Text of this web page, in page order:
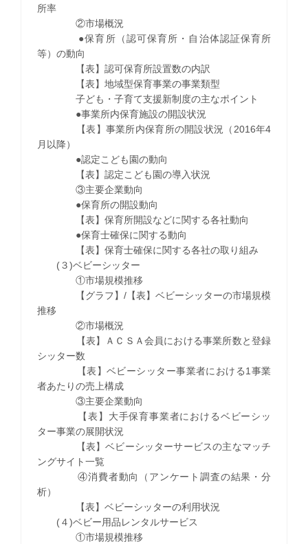
所率
②市場概況
●保育所（認可保育所・自治体認証保育所
等）の動向
【表】認可保育所設置数の内訳
【表】地域型保育事業の事業類型
子ども・子育て支援新制度の主なポイント
●事業所内保育施設の開設状況
【表】事業所内保育所の開設状況（2016年4
月以降）
●認定こども園の動向
【表】認定こども園の導入状況
③主要企業動向
●保育所の開設動向
【表】保育所開設などに関する各社動向
●保育士確保に関する動向
【表】保育士確保に関する各社の取り組み
(３)ベビーシッター
①市場規模推移
【グラフ】/【表】ベビーシッターの市場規模
推移
②市場概況
【表】ＡＣＳＡ会員における事業所数と登録
シッター数
【表】ベビーシッター事業者における1事業
者あたりの売上構成
③主要企業動向
【表】大手保育事業者におけるベビーシッ
ター事業の展開状況
【表】ベビーシッターサービスの主なマッチ
ングサイト一覧
④消費者動向（アンケート調査の結果・分
析）
【表】ベビーシッターの利用状況
(４)ベビー用品レンタルサービス
①市場規模推移